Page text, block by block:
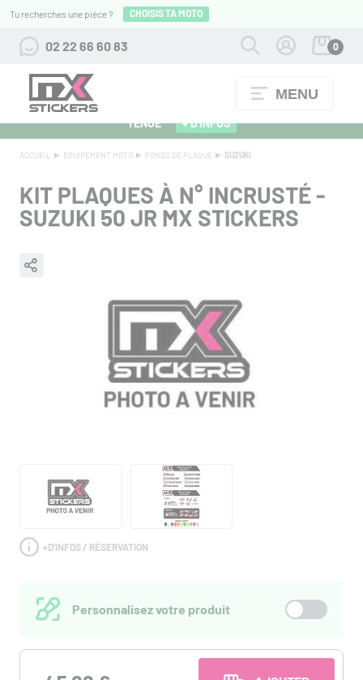
Tu recherches une pièce ? CHOISIS TA MOTO
02 22 66 60 83 0
MENU
ALPINESTARS 27 : FLOCAGE OFFERT POUR L'ACHAT D'UNE
TENUE
+ D'INFOS
ACCUEIL EQUIPEMENT MOTO FONDS DE PLAQUE SUZUKI
KIT PLAQUES À N° INCRUSTÉ -
SUZUKI 50 JR MX STICKERS
+D'INFOS / RÉSERVATION
Personnalisez votre produit